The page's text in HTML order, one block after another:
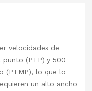
velocidades de
(PTP) y 500
(PTMP), lo que lo
un alto ancho